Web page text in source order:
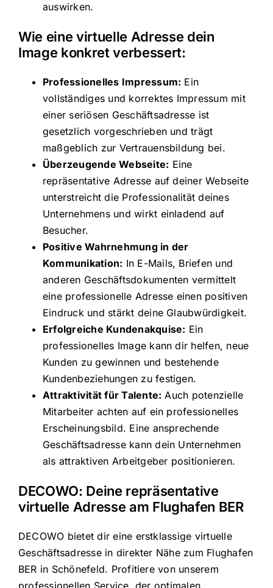
auswirken.
Wie eine virtuelle Adresse dein
Image konkret verbessert:
Professionelles Impressum: Ein
vollständiges und korrektes Impressum mit
einer seriösen Geschäftsadresse ist
gesetzlich vorgeschrieben und trägt
maßgeblich zur Vertrauensbildung bei.
Überzeugende Webseite: Eine
repräsentative Adresse auf deiner Webseite
unterstreicht die Professionalität deines
Unternehmens und wirkt einladend auf
Besucher.
Positive Wahrnehmung in der
Kommunikation: In E-Mails, Briefen und
anderen Geschäftsdokumenten vermittelt
eine professionelle Adresse einen positiven
Eindruck und stärkt deine Glaubwürdigkeit.
Erfolgreiche Kundenakquise: Ein
professionelles Image kann dir helfen, neue
Kunden zu gewinnen und bestehende
Kundenbeziehungen zu festigen.
Attraktivität für Talente: Auch potenzielle
Mitarbeiter achten auf ein professionelles
Erscheinungsbild. Eine ansprechende
Geschäftsadresse kann dein Unternehmen
als attraktiven Arbeitgeber positionieren.
DECOWO: Deine repräsentative
virtuelle Adresse am Flughafen BER
DECOWO bietet dir eine erstklassige virtuelle
Geschäftsadresse in direkter Nähe zum Flughafen
BER in Schönefeld. Profitiere von unserem